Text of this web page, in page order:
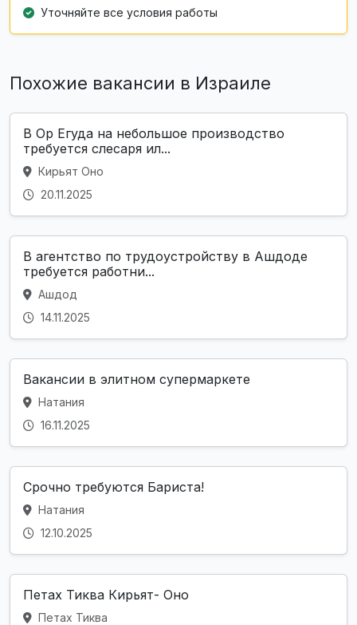
Уточняйте все условия работы
Похожие вакансии в Израиле
В Ор Егуда на небольшое производство
требуется слесаря ил...
Кирьят Оно
20.11.2025
В агентство по трудоустройству в Ашдоде
требуется работни...
Ашдод
14.11.2025
Вакансии в элитном супермаркете
Натания
16.11.2025
Срочно требуются Бариста!
Натания
12.10.2025
Петах Тиква Кирьят- Оно
Петах Тиква